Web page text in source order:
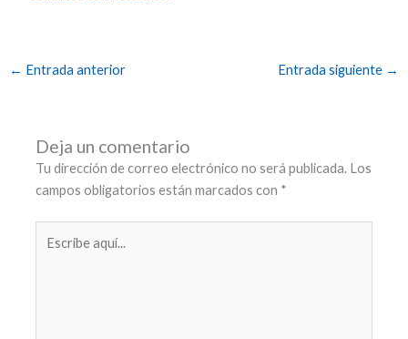
← Entrada anterior Entrada siguiente →
Deja un comentario
Tu dirección de correo electrónico no será publicada. Los
campos obligatorios están marcados con *
aquí...